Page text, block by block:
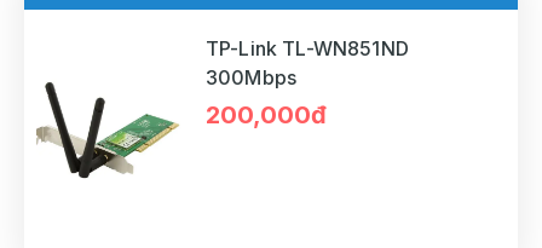
TP-Link TL-WN851ND
300Mbps
200,000đ